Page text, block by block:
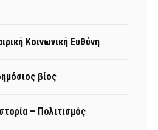
Κοινωνική Ευθύνη
βίος
– Πολιτισμός